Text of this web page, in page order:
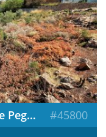
Bouwgrond te koop in Monte Pego / Spanje #45800